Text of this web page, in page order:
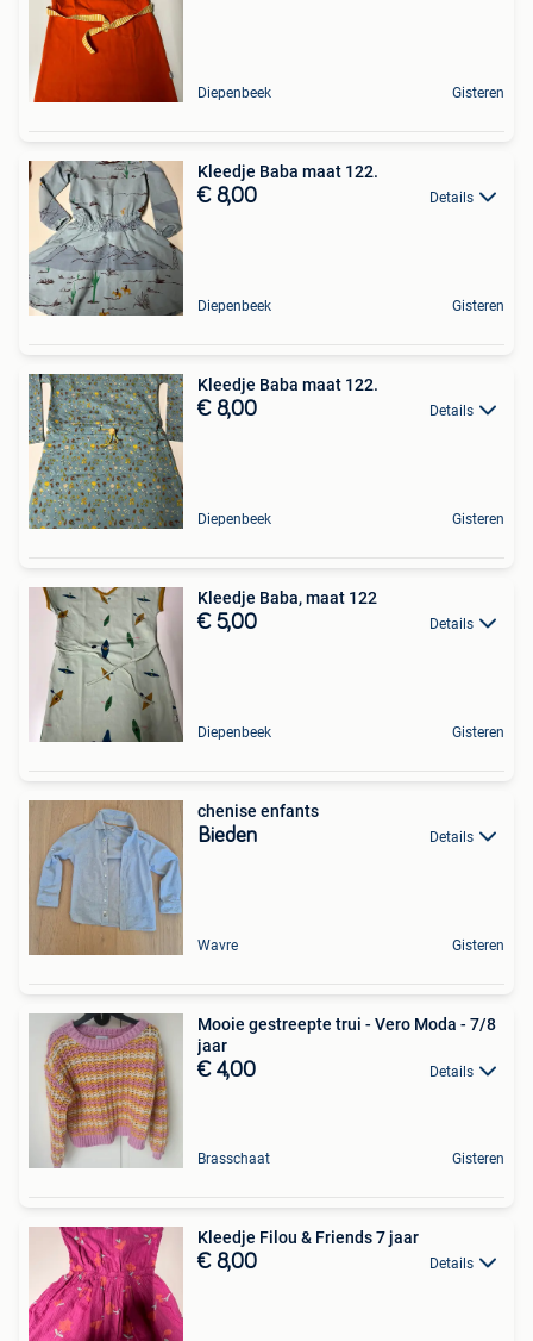
Diepenbeek Gisteren
Kleedje Baba maat 122.
€ 8,00 Details
Diepenbeek Gisteren
Kleedje Baba maat 122.
€ 8,00 Details
Diepenbeek Gisteren
Kleedje Baba, maat 122
€ 5,00 Details
Diepenbeek Gisteren
chenise enfants
Bieden Details
Wavre Gisteren
Mooie gestreepte trui - Vero Moda - 7/8
jaar
€ 4,00 Details
Brasschaat Gisteren
Kleedje Filou & Friends 7 jaar
€ 8,00 Details